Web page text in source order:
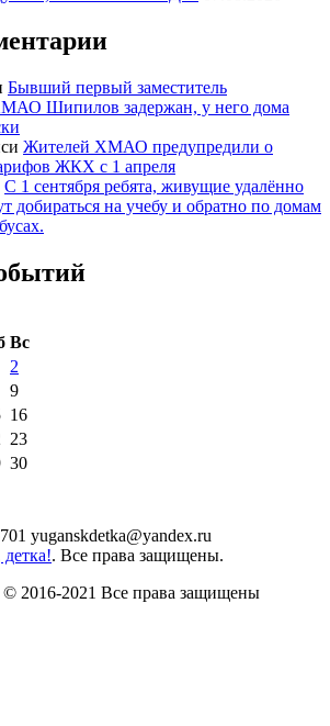
Бывший первый заместитель
Шипилов задержан, у него дома
Жителей ХМАО предупредили о
ЖКХ с 1 апреля
С 1 сентября ребята, живущие удалённо
добираться на учебу и обратно по домам
Вс
2
9
16
23
30
yuganskdetka@yandex.ru
. Все права защищены.
2016-2021 Все права защищены